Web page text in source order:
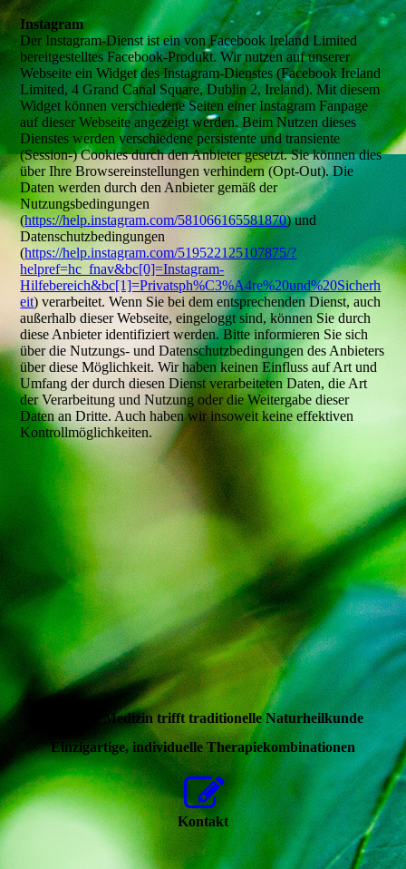
Instagram
Der Instagram-Dienst ist ein von Facebook Ireland Limited
bereitgestelltes Facebook-Produkt. Wir nutzen auf unserer
Webseite ein Widget des Instagram-Dienstes (Facebook Ireland
Limited, 4 Grand Canal Square, Dublin 2, Ireland). Mit diesem
Widget können verschiedene Seiten einer Instagram Fanpage
auf dieser Webseite angezeigt werden. Beim Nutzen dieses
Dienstes werden verschiedene persistente und transiente
(Session-) Cookies durch den Anbieter gesetzt. Sie können dies
über Ihre Browsereinstellungen verhindern (Opt-Out). Die
Daten werden durch den Anbieter gemäß der
Nutzungsbedingungen
(https://help.instagram.com/581066165581870) und
Datenschutzbedingungen
(https://help.instagram.com/519522125107875/?
helpref=hc_fnav&bc[0]=Instagram-
Hilfebereich&bc[1]=Privatsph%C3%A4re%20und%20Sicherh
eit) verarbeitet. Wenn Sie bei dem entsprechenden Dienst, auch
außerhalb dieser Webseite, eingeloggt sind, können Sie durch
diese Anbieter identifiziert werden. Bitte informieren Sie sich
über die Nutzungs- und Datenschutzbedingungen des Anbieters
über diese Möglichkeit. Wir haben keinen Einfluss auf Art und
Umfang der durch diesen Dienst verarbeiteten Daten, die Art
der Verarbeitung und Nutzung oder die Weitergabe dieser
Daten an Dritte. Auch haben wir insoweit keine effektiven
Kontrollmöglichkeiten.
Moderne Medizin trifft traditionelle Naturheilkunde
Einzigartige, individuelle Therapiekombinationen
Kontakt